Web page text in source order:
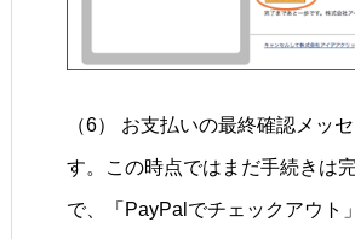
（6） お支払いの最終確認メッ
す。この時点ではまだ手続きは
で、「PayPalでチェックアウト